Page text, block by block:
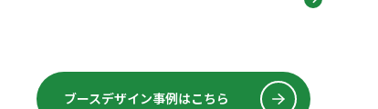
ブースデザイン事例はこちら